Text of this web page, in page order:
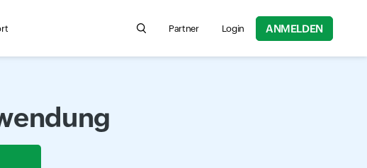
Search for product information, help articles,
Partner Login ANMELDEN